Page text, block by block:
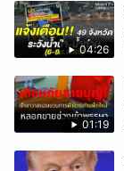
04:26
01:19